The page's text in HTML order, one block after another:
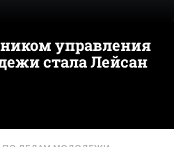
управления
стала Лейсан